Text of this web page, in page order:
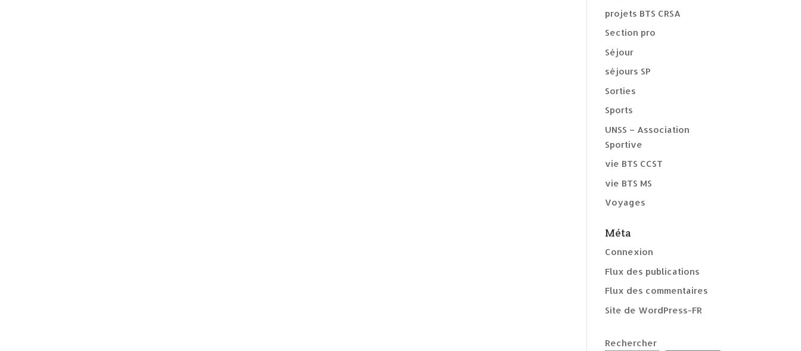
projets BTS CRSA
Section pro
Séjour
séjours SP
Sorties
Sports
UNSS – Association
Sportive
vie BTS CCST
vie BTS MS
Voyages
Méta
Connexion
Flux des publications
Flux des commentaires
Site de WordPress-FR
Rechercher